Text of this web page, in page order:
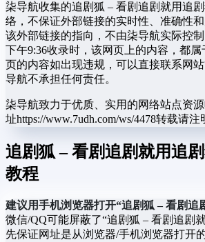
柒导航收集的追剧狐 – 看剧追剧就用追
络，不保证外部链接的实时性、准确性
该外部链接的指向，不由柒导航实际控制
下午9:36收录时，该网页上的内容，都属
页的内容如出现违规，可以直接联系网
导航不承担任何责任。
柒导航致力于优质、实用的网络站点资源
址https://www.7udh.com/ws/4478转载请注
追剧狐 – 看剧追剧就用追
教程
建议用手机浏览器打开“追剧狐 – 看剧追
微信/QQ可能屏蔽了“追剧狐 – 看剧追剧
先保证网址是从浏览器/手机浏览器打开